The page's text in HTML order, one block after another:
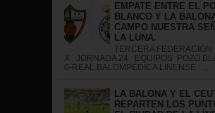
EMPATE ENTRE EL
BLANCO Y LA
CAMPO NUESTRA
LA LUNA.
TERCERA
X JORNADA 24 EQUIPOS POZO
0-REAL BALOMPÉDICA LINENSE ...
LA BALONA Y EL
REPARTEN LOS